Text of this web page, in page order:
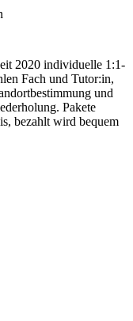
2020 individuelle 1:1-
Fach und Tutor:in,
und
Pakete
bezahlt wird bequem